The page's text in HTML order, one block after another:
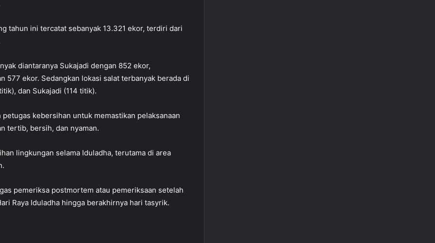
tahun ini tercatat sebanyak 13.321 ekor, terdiri dari
diantaranya Sukajadi dengan 852 ekor,
577 ekor. Sedangkan lokasi salat terbanyak berada di
dan Sukajadi (114 titik).
kebersihan untuk memastikan pelaksanaan
tertib, bersih, dan nyaman.
lingkungan selama Iduladha, terutama di area
pemeriksa postmortem atau pemeriksaan setelah
Raya Iduladha hingga berakhirnya hari tasyrik.